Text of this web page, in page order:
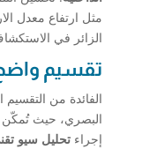
مثل ارتفاع معدل
الزائر في
تقسيم
الفائدة من
البصري، حيث تُمكّن
إجراء تحليل سيو